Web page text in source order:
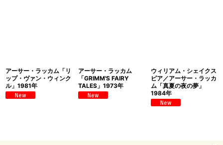
アーサー・ラッカム「リ
ップ・ヴァン・ウィンク
ル」1981年
アーサー・ラッカム
「GRIMM'S FAIRY
TALES」1973年
ウィリアム・シェイクス
ピア／アーサー・ラッカ
ム「真夏の夜の夢」
1984年